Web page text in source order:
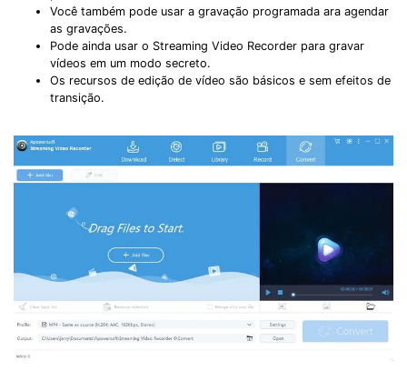
Você também pode usar a gravação programada ara agendar
as gravações.
Pode ainda usar o Streaming Video Recorder para gravar
vídeos em um modo secreto.
Os recursos de edição de vídeo são básicos e sem efeitos de
transição.